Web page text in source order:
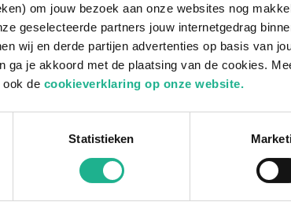
om jouw bezoek aan onze websites nog
geselecteerde partners jouw internetgedrag
wij en derde partijen advertenties op basis van
ga je akkoord met de plaatsing van de cookies.
de cookieverklaring op onze website.
Statistieken
Bank Oslo
ø 230x95x72 cm € 1.499,95